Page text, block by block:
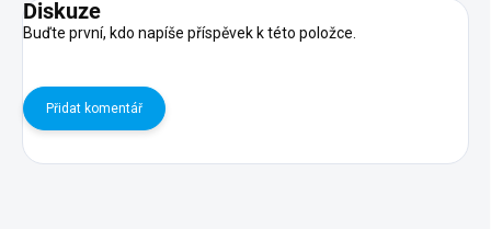
Diskuze
Buďte první, kdo napíše příspěvek k této položce.
Přidat komentář